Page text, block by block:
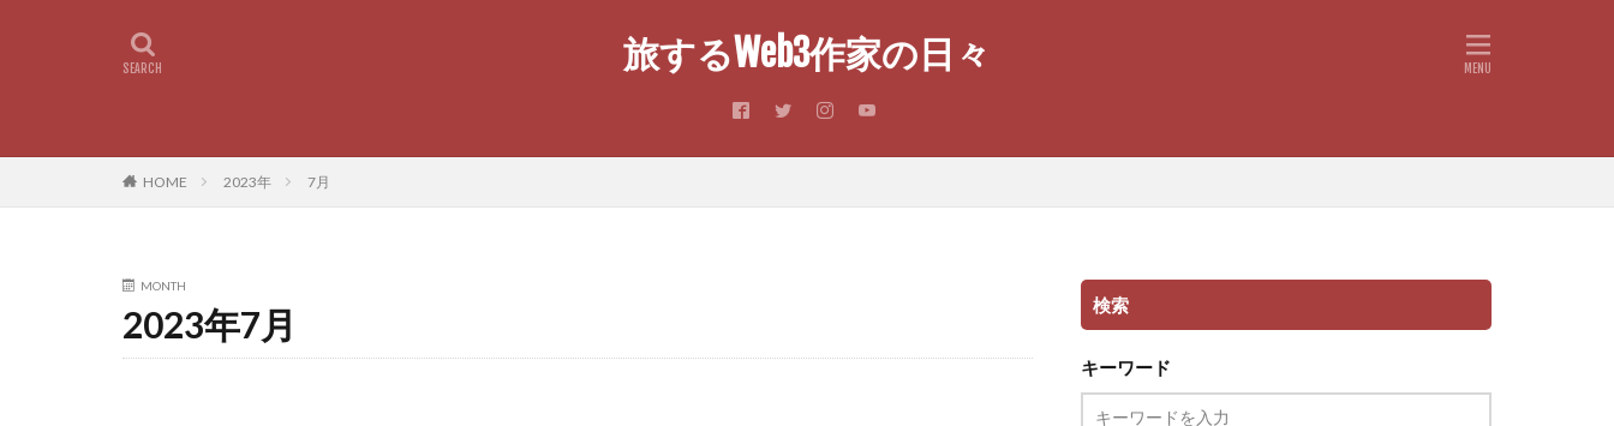
旅するWeb3作家の日々
HOME 2023年 7月
MONTH
2023年7月 検索
キーワード